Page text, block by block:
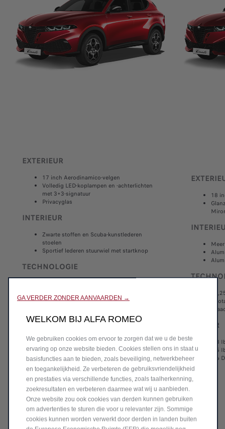
EXTERIEUR
17 inch Aerodinamico-velgen
Volledig LED-koplampen en -achterlichten
met 3+3-signatuur
Privacyglas
INTERIEUR
Zwarte stoffen en Scuba-kunstlederen
stoelen
Sportief lederen stuurwiel met startknop
TECHNOLOGIE
Draadloze Apple CarPlay en Android Auto™
digitaal dashboard
Intelligente adaptieve cruise control
Achteruitrijcamera
Autonome Noodrem
Lane Keeping Assist
Drowsy Driver Detection
Waarschuwing controle achterbank
Keyless Entry & Go
Elektrisch inklapbare buitenspiegels
Elektrochrome binnenspiegel
Automatische klimaatregeling met twee
zones en Air Quality System (AQS)
18
MOTOR
1.3
1.5
1.6
GA VERDER ZONDER AANVAARDEN →
WELKOM BIJ ALFA ROMEO
We gebruiken cookies om ervoor te zorgen dat we u de beste
ervaring op onze website bieden. Cookies stellen ons in staat u
basisfuncties aan te bieden, zoals beveiliging, netwerkbeheer
en toegankelijkheid. Ze verbeteren de gebruiksvriendelijkheid
en prestaties via verschillende functies, zoals taalherkenning,
zoekresultaten en verbeteren daarmee wat wij u aanbieden.
Onze website zou ook cookies van derden kunnen gebruiken
om advertenties te sturen die voor u relevanter zijn. Sommige
cookies kunnen worden verwerkt door derden in landen buiten